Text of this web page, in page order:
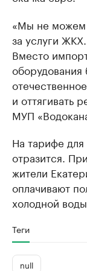
«Мы не можем
за услуги
Вместо
оборудования
и оттягивать
МУП
На тарифе
отразится.
жители
оплачивают
холодной
Теги
null